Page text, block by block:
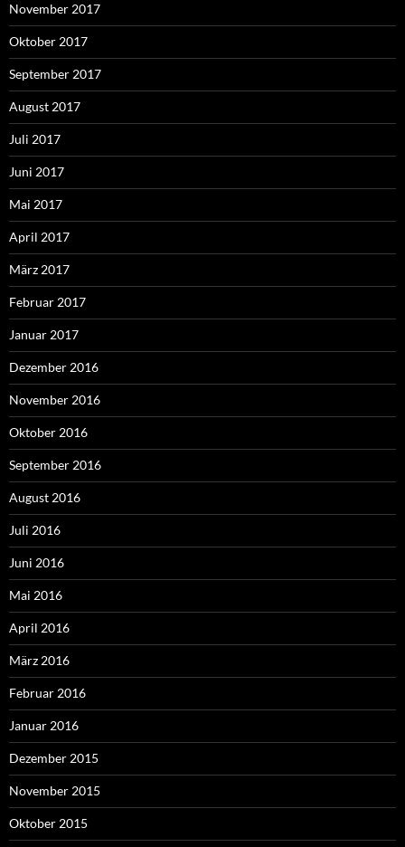
November 2017
Oktober 2017
September 2017
August 2017
Juli 2017
Juni 2017
Mai 2017
April 2017
März 2017
Februar 2017
Januar 2017
Dezember 2016
November 2016
Oktober 2016
September 2016
August 2016
Juli 2016
Juni 2016
Mai 2016
April 2016
März 2016
Februar 2016
Januar 2016
Dezember 2015
November 2015
Oktober 2015